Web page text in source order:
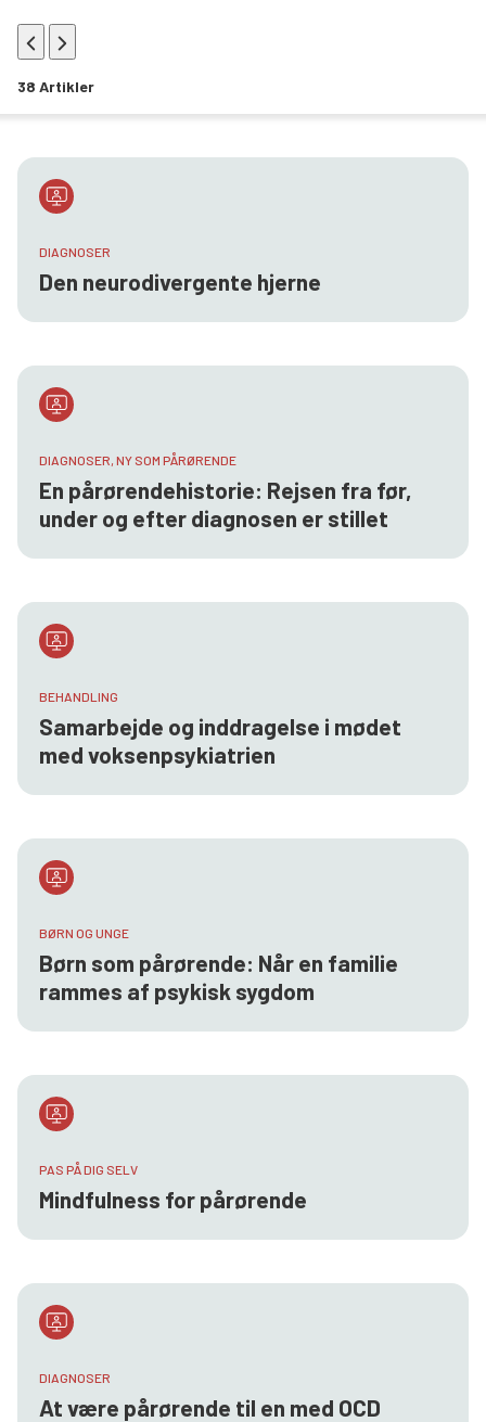
TilbageFrem
38 Artikler
DIAGNOSER
Den neurodivergente hjerne
DIAGNOSER, NY SOM PÅRØRENDE
En pårørendehistorie: Rejsen fra før,
under og efter diagnosen er stillet
BEHANDLING
Samarbejde og inddragelse i mødet
med voksenpsykiatrien
BØRN OG UNGE
Børn som pårørende: Når en familie
rammes af psykisk sygdom
PAS PÅ DIG SELV
Mindfulness for pårørende
DIAGNOSER
At være pårørende til en med OCD